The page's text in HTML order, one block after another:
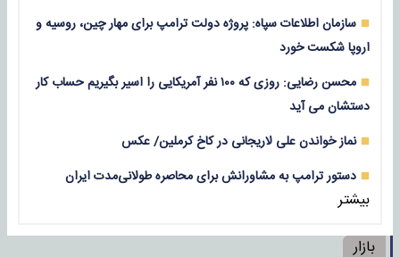
سازمان اطلاعات سپاه: پروژه دولت ترامپ برای مهار چین، روسیه و
اروپا شکست خورد
محسن رضایی: روزی که ۱۰۰ نفر آمریکایی را اسیر بگیریم حساب کار
دستشان می آید
نماز خواندن علی لاریجانی در کاخ کرملین/ عکس
دستور ترامپ به مشاورانش برای محاصره طولانی‌مدت ایران
بیشتر
بازار